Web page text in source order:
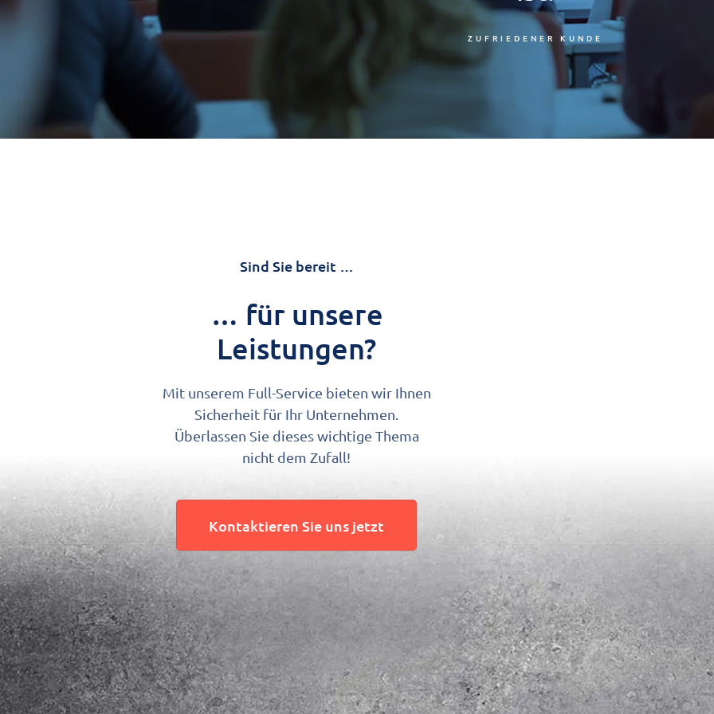
ZUFRIEDENER KUNDE
Sind Sie bereit …
… für unsere
Leistungen?
Mit unserem Full-Service bieten wir Ihnen
Sicherheit für Ihr Unternehmen.
Überlassen Sie dieses wichtige Thema
nicht dem Zufall!
Kontaktieren Sie uns jetzt